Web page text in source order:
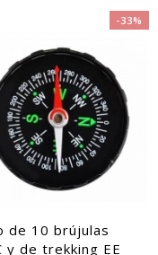
-33%
de 10 brújulas
y de trekking EE